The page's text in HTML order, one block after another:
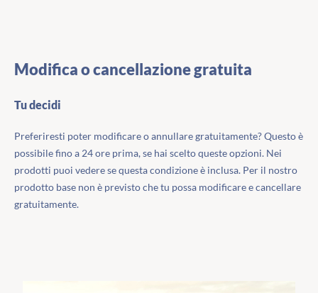
Modifica o cancellazione gratuita
Tu decidi
Preferiresti poter modificare o annullare gratuitamente? Questo è
possibile fino a 24 ore prima, se hai scelto queste opzioni. Nei
prodotti puoi vedere se questa condizione è inclusa. Per il nostro
prodotto base non è previsto che tu possa modificare e cancellare
gratuitamente.